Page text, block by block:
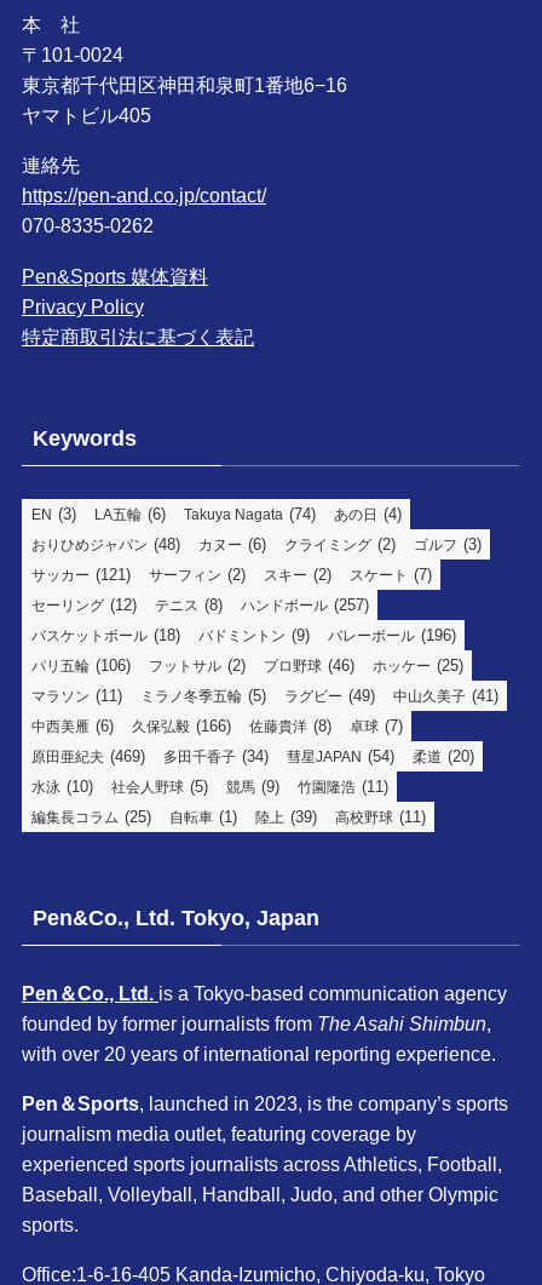
本 社
〒101-0024
東京都千代田区神田和泉町1番地6−16
ヤマトビル405
連絡先
https://pen-and.co.jp/contact/
070-8335-0262
Pen&Sports 媒体資料
Privacy Policy
特定商取引法に基づく表記
Keywords
EN (3) LA五輪 (6) Takuya Nagata (74) あの日 (4)
おりひめジャパン (48) カヌー (6) クライミング (2) ゴルフ (3)
サッカー (121) サーフィン (2) スキー (2) スケート (7)
セーリング (12) テニス (8) ハンドボール (257)
バスケットボール (18) バドミントン (9) バレーボール (196)
パリ五輪 (106) フットサル (2) プロ野球 (46) ホッケー (25)
マラソン (11) ミラノ冬季五輪 (5) ラグビー (49) 中山久美子 (41)
中西美雁 (6) 久保弘毅 (166) 佐藤貴洋 (8) 卓球 (7)
原田亜紀夫 (469) 多田千香子 (34) 彗星JAPAN (54) 柔道 (20)
水泳 (10) 社会人野球 (5) 競馬 (9) 竹園隆浩 (11)
編集長コラム (25) 自転車 (1) 陸上 (39) 高校野球 (11)
Pen&Co., Ltd. Tokyo, Japan
Pen＆Co., Ltd. is a Tokyo-based communication agency
founded by former journalists from The Asahi Shimbun,
with over 20 years of international reporting experience.
Pen＆Sports, launched in 2023, is the company’s sports
journalism media outlet, featuring coverage by
experienced sports journalists across Athletics, Football,
Baseball, Volleyball, Handball, Judo, and other Olympic
sports.
Office:1-6-16-405 Kanda-Izumicho, Chiyoda-ku, Tokyo